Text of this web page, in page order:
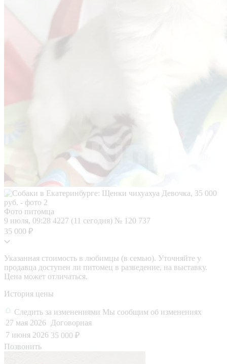
Фото питомца
9 июля, 09:28 4227 (11 сегодня) № 120 737
35 000 ₽
Указанная стоимость в любимцы (в семью). Уточняйте у
продавца доступен ли питомец в разведение, на выставку.
Цена может отличаться.
История цены
Следить за изменениями Мы сообщим об изменениях
27 мая 2026
Договорная
7 июня 2026 35 000 ₽
Позвонить